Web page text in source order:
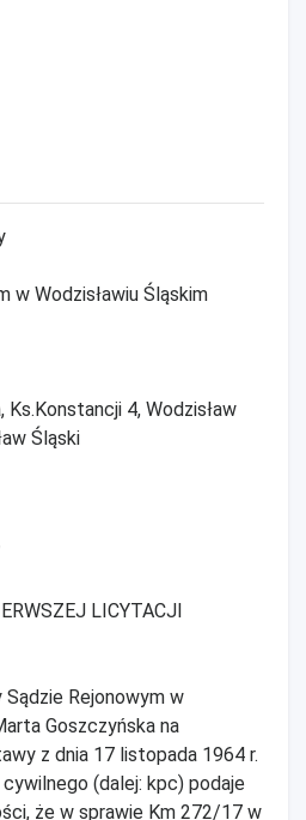
w Wodzisławiu Śląskim
Ks.Konstancji 4, Wodzisław
Śląski
LICYTACJI
Rejonowym w
Goszczyńska na
z dnia 17 listopada 1964 r.
(dalej: kpc) podaje
że w sprawie Km 272/17 w